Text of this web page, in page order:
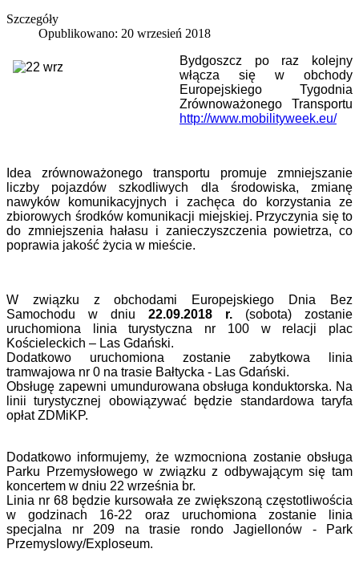
Szczegóły
Opublikowano: 20 wrzesień 2018
Bydgoszcz po raz kolejny
włącza się w obchody
Europejskiego Tygodnia
Zrównoważonego Transportu
http://www.mobilityweek.eu/
Idea zrównoważonego transportu promuje zmniejszanie
liczby pojazdów szkodliwych dla środowiska, zmianę
nawyków komunikacyjnych i zachęca do korzystania ze
zbiorowych środków komunikacji miejskiej. Przyczynia się to
do zmniejszenia hałasu i zanieczyszczenia powietrza, co
poprawia jakość życia w mieście.
W związku z obchodami Europejskiego Dnia Bez
Samochodu w dniu 22.09.2018 r. (sobota) zostanie
uruchomiona linia turystyczna nr 100 w relacji plac
Kościeleckich – Las Gdański.
Dodatkowo uruchomiona zostanie zabytkowa linia
tramwajowa nr 0 na trasie Bałtycka - Las Gdański.
Obsługę zapewni umundurowana obsługa konduktorska. Na
linii turystycznej obowiązywać będzie standardowa taryfa
opłat ZDMiKP.
Dodatkowo informujemy, że wzmocniona zostanie obsługa
Parku Przemysłowego w związku z odbywającym się tam
koncertem w dniu 22 września br.
Linia nr 68 będzie kursowała ze zwiększoną częstotliwościa
w godzinach 16-22 oraz uruchomiona zostanie linia
specjalna nr 209 na trasie rondo Jagiellonów - Park
Przemyslowy/Exploseum.